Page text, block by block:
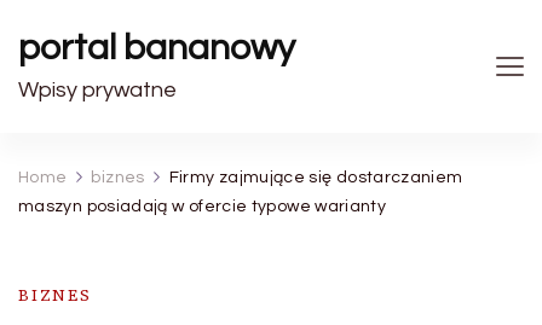
portal bananowy
Wpisy prywatne
Home biznes
Firmy zajmujące się dostarczaniem
maszyn posiadają w ofercie typowe warianty
BIZNES